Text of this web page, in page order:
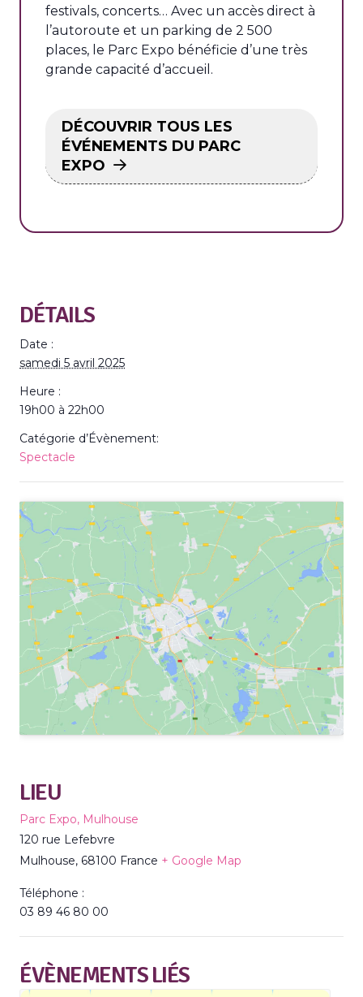
festivals, concerts… Avec un accès direct à
l’autoroute et un parking de 2 500
places, le Parc Expo bénéficie d’une très
grande capacité d’accueil.
DÉCOUVRIR TOUS LES
ÉVÉNEMENTS DU PARC
EXPO
DÉTAILS
Date :
samedi 5 avril 2025
Heure :
19h00 à 22h00
Catégorie d’Évènement:
Spectacle
LIEU
Parc Expo, Mulhouse
120 rue Lefebvre
Mulhouse, 68100 France + Google Map
Téléphone :
03 89 46 80 00
ÉVÈNEMENTS LIÉS